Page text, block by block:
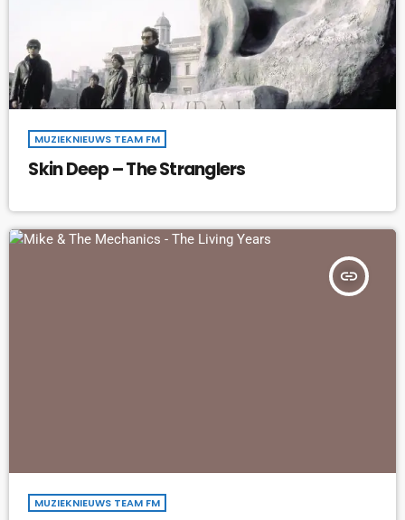
MUZIEKNIEUWS TEAM FM
Skin Deep – The Stranglers
insert_link
MUZIEKNIEUWS TEAM FM